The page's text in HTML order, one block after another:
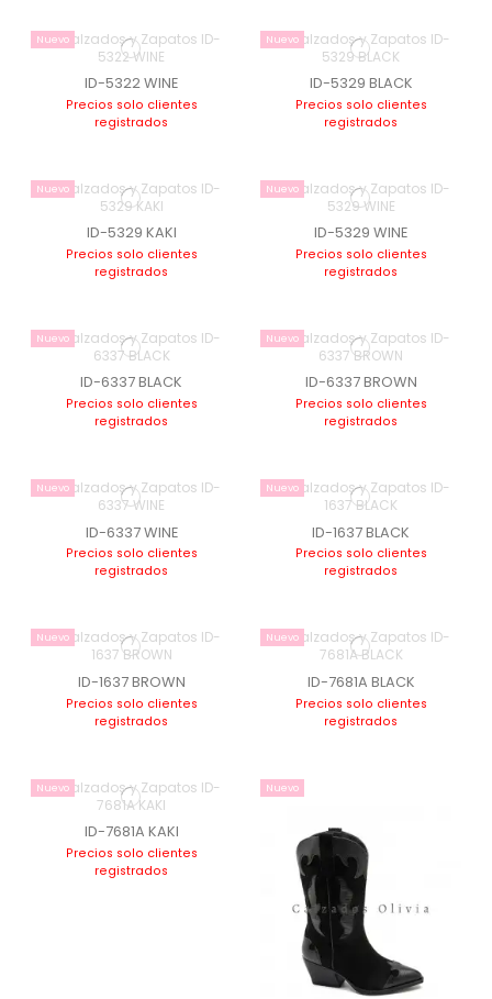
Nuevo
ID-5322 WINE
Precios solo clientes
registrados
Nuevo
ID-5329 BLACK
Precios solo clientes
registrados
Nuevo
ID-5329 KAKI
Precios solo clientes
registrados
Nuevo
ID-5329 WINE
Precios solo clientes
registrados
Nuevo
ID-6337 BLACK
Precios solo clientes
registrados
Nuevo
ID-6337 BROWN
Precios solo clientes
registrados
Nuevo
ID-6337 WINE
Precios solo clientes
registrados
Nuevo
ID-1637 BLACK
Precios solo clientes
registrados
Nuevo
ID-1637 BROWN
Precios solo clientes
registrados
Nuevo
ID-7681A BLACK
Precios solo clientes
registrados
Nuevo
ID-7681A KAKI
Precios solo clientes
registrados
Nuevo